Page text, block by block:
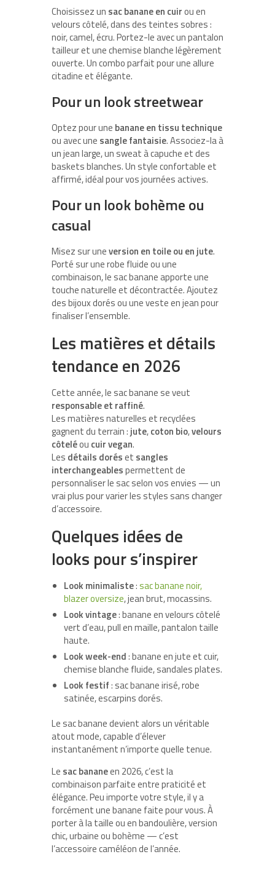
Choisissez un sac banane en cuirou en
velours côtelé, dans des teintes sobres :
noir, camel, écru. Portez-le avec un pantalon
tailleur et une chemise blanche légèrement
ouverte. Un combo parfait pour une allure
citadine et élégante.
Pour un look streetwear
Optez pour une banane en tissu technique
ou avec une sangle fantaisie. Associez-la à
un jean large, un sweat à capuche et des
baskets blanches. Un style confortable et
affirmé, idéal pour vos journées actives.
Pour un look bohème ou
casual
Misez sur uneversion en toile ou en jute.
Porté sur une robe fluide ou une
combinaison, le sac banane apporte une
touche naturelle et décontractée. Ajoutez
des bijoux dorés ou une veste en jean pour
finaliser l’ensemble.
Les matières et détails
tendance en 2026
Cette année, le sac banane se veut
responsable et raffiné.
Les matières naturelles et recyclées
gagnent du terrain : jute,coton bio,velours
côteléou cuir vegan.
Les détails doréset sangles
interchangeablespermettent de
personnaliser le sac selon vos envies — un
vrai plus pour varier les styles sans changer
d’accessoire.
Quelques idées de
looks pour s’inspirer
Look minimaliste:sac banane noir,
blazer oversize, jean brut, mocassins.
Look vintage: banane en velours côtelé
vert d’eau, pull en maille, pantalon taille
haute.
Look week-end: banane en jute et cuir,
chemise blanche fluide, sandales plates.
Look festif: sac banane irisé, robe
satinée, escarpins dorés.
Le sac banane devient alors un véritable
atout mode, capable d’élever
instantanément n’importe quelle tenue.
Le sac bananeen 2026, c’est la
combinaison parfaite entre praticité et
élégance. Peu importe votre style, il y a
forcément une banane faite pour vous. À
porter à la taille ou en bandoulière, version
chic, urbaine ou bohème — c’est
l’accessoire caméléon de l’année.